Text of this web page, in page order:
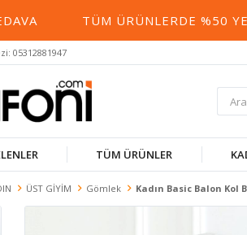
TÜM ÜRÜNLERDE %50 YE
05312881947
TÜM ÜRÜNLER
ÜST GİYİM Gömlek Kadın Basic Balon